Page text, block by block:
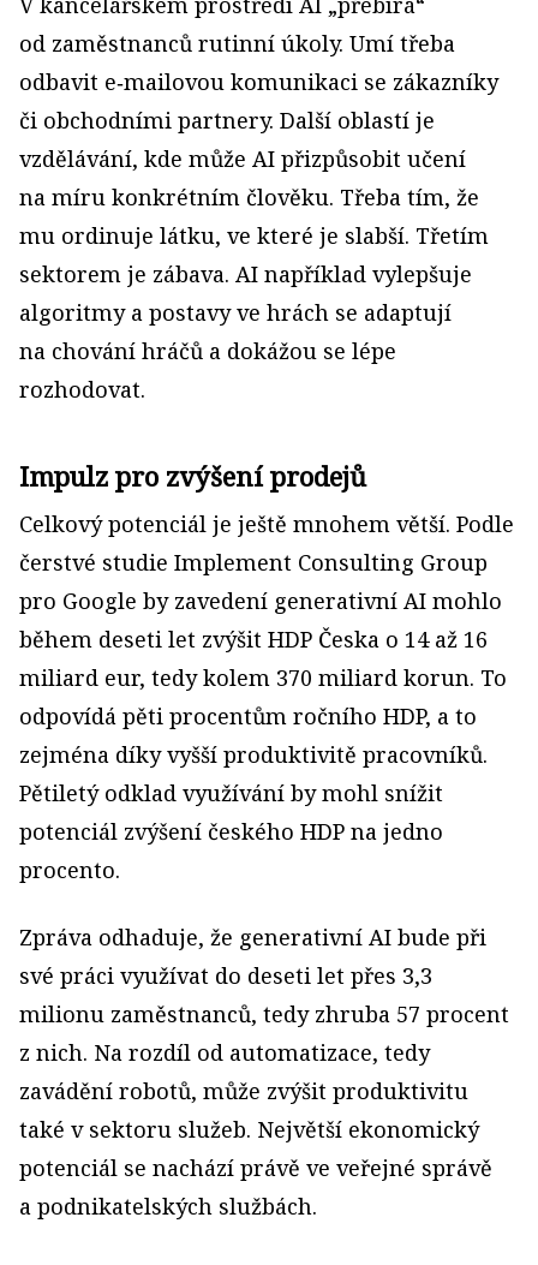
od zaměstnanců rutinní úkoly. Umí třeba
odbavit e‑mailovou komunikaci se zákazníky
či obchodními partnery. Další oblastí je
vzdělávání, kde může AI přizpůsobit učení
na míru konkrétním člověku. Třeba tím, že
mu ordinuje látku, ve které je slabší. Třetím
sektorem je zábava. AI například vylepšuje
algoritmy a postavy ve hrách se adaptují
na chování hráčů a dokážou se lépe
rozhodovat.
Impulz pro zvýšení prodejů
Celkový potenciál je ještě mnohem větší. Podle
čerstvé studie Implement Consulting Group
pro Google by zavedení generativní AI mohlo
během deseti let zvýšit HDP Česka o 14 až 16
miliard eur, tedy kolem 370 miliard korun. To
odpovídá pěti procentům ročního HDP, a to
zejména díky vyšší produktivitě pracovníků.
Pětiletý odklad využívání by mohl snížit
potenciál zvýšení českého HDP na jedno
procento.
Zpráva odhaduje, že generativní AI bude při
své práci využívat do deseti let přes 3,3
milionu zaměstnanců, tedy zhruba 57 procent
z nich. Na rozdíl od automatizace, tedy
zavádění robotů, může zvýšit produktivitu
také v sektoru služeb. Největší ekonomický
potenciál se nachází právě ve veřejné správě
a podnikatelských službách.